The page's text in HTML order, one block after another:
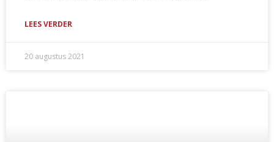
LEES VERDER
20 augustus 2021